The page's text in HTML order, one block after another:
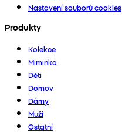
Nastavení souborů cookies
Produkty
Kolekce
Miminka
Děti
Domov
Dámy
Muži
Ostatní